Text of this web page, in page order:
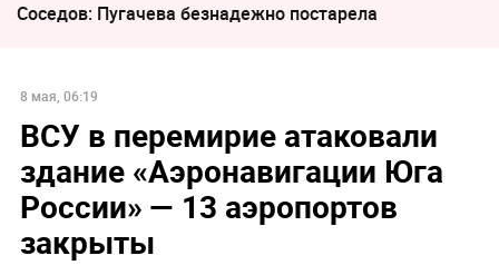
Соседов: Пугачева безнадежно постарела
8 мая, 06:19
ВСУ в перемирие атаковали
здание «Аэронавигации Юга
России» — 13 аэропортов
закрыты